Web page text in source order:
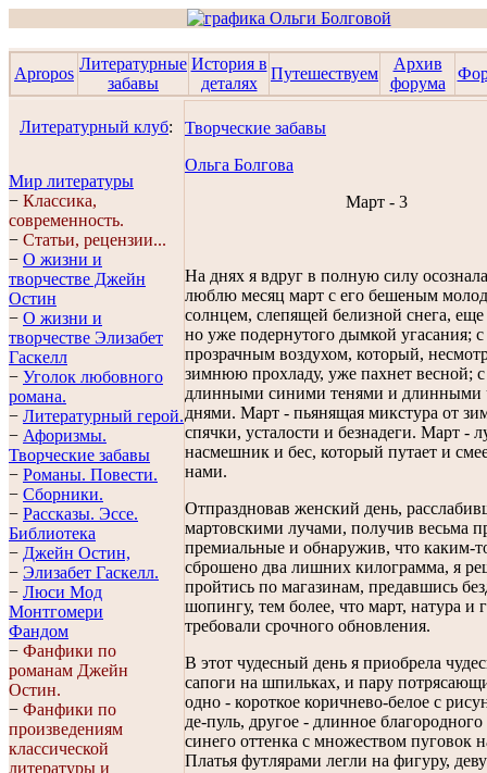
Apropos
Литературные
забавы
История в
деталях
Путешествуем
Архив
форума
Литературный клуб:
Мир литературы
− Классика,
современность.
− Статьи, рецензии...
− О жизни и
творчестве Джейн
Остин
− О жизни и
творчестве Элизабет
Гaскелл
− Уголок любовного
романа.
− Литературный герой.
− Афоризмы.
Творческие забавы
− Романы. Повести.
− Сборники.
− Рассказы. Эссe.
Библиотека
− Джейн Остин,
− Элизабет Гaскелл.
− Люси Мод
Монтгомери
Фандом
− Фанфики по
романам Джейн
Остин.
− Фанфики по
произведениям
классической
литературы и
Творческие забавы
Ольга Болгова
Март - 3
На днях я вдруг в полную силу
люблю месяц март с его бешеным
солнцем, слепящей белизной снега,
но уже подернутого дымкой угасания; с
прозрачным воздухом, который,
зимнюю прохладу, уже пахнет весной; с
длинными синими тенями и длинными
днями. Март - пьянящая микстура от
спячки, усталости и безнадеги. Март -
насмешник и бес, который путает и
нами.
Отпраздновав женский день,
мартовскими лучами, получив весьма
премиальные и обнаружив, что каким-
сброшено два лишних килограмма, я
пройтись по магазинам, предавшись
шопингу, тем более, что март, натура и
требовали срочного обновления.
В этот чудесный день я приобрела
сапоги на шпильках, и пару
одно - короткое коричнево-белое с
де-пуль, другое - длинное
синего оттенка с множеством пуговок
Платья футлярами легли на фигуру,